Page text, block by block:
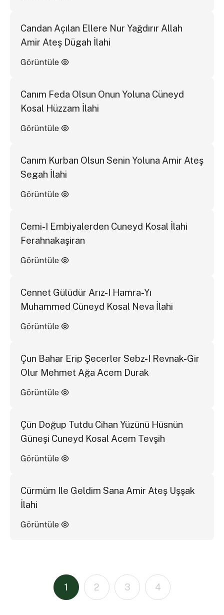
Candan Açılan Ellere Nur Yağdırır Allah
Amir Ateş Dügah İlahi
Görüntüle
Canım Feda Olsun Onun Yoluna Cüneyd
Kosal Hüzzam İlahi
Görüntüle
Canım Kurban Olsun Senin Yoluna Amir Ateş
Segah İlahi
Görüntüle
Cemi-I Embiyalerden Cuneyd Kosal İlahi
Ferahnakaşiran
Görüntüle
Cennet Gülüdür Arız-I Hamra-Yı
Muhammed Cüneyd Kosal Neva İlahi
Görüntüle
Çun Bahar Erip Şecerler Sebz-I Revnak-Gir
Olur Mehmet Ağa Acem Durak
Görüntüle
Çün Doğup Tutdu Cihan Yüzünü Hüsnün
Güneşi Cuneyd Kosal Acem Tevşih
Görüntüle
Cürmüm Ile Geldim Sana Amir Ateş Uşşak
İlahi
Görüntüle
1 2 3 4